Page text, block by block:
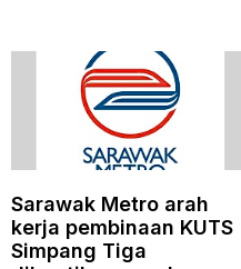
Sarawak Metro arah
kerja pembinaan KUTS
Simpang Tiga